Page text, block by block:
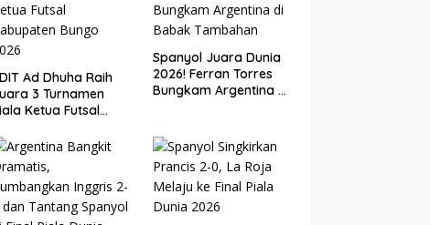
Ad Dhuha Raih
3 Turnamen
Ketua Futsal
Spanyol Juara Dunia
2026! Ferran Torres
Bungkam Argentina di